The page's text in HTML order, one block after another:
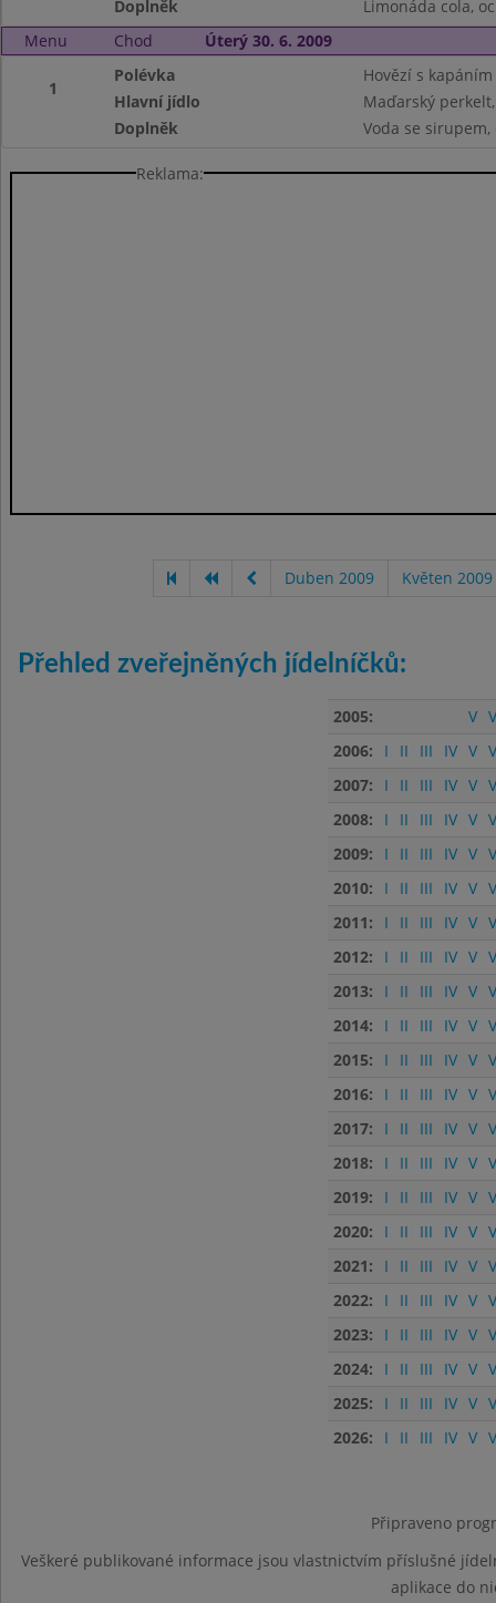
Doplněk
Limonáda cola,
Menu
Chod Úterý 30. 6. 2009
1
Polévka
Hovězí s kapáním
Hlavní jídlo
Maďarský
Doplněk
Voda se sirupem,
Reklama:
Duben 2009 Květen 2009
Přehled zveřejněných jídelníčků:
2005: V
2006:
I II III IV V
2007:
I II III IV V
2008:
I II III IV V
2009:
I II III IV V
2010:
I II III IV V
2011:
I II III IV V
2012:
I II III IV V
2013:
I II III IV V
2014:
I II III IV V
2015:
I II III IV V
2016:
I II III IV V
2017:
I II III IV V
2018:
I II III IV V
2019:
I II III IV V
2020:
I II III IV V
2021:
I II III IV V
2022:
I II III IV V
2023:
I II III IV V
2024:
I II III IV V
2025:
I II III IV V
2026:
I II III IV V
Připraveno
Veškeré publikované informace jsou vlastnictvím příslušné
aplikace do